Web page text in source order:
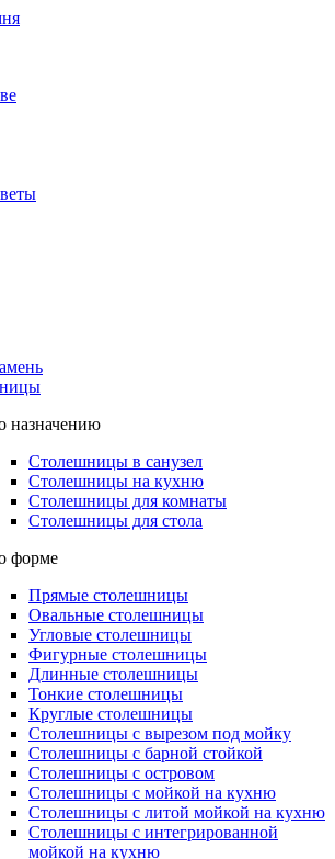
назначению
Столешницы в санузел
Столешницы на кухню
Столешницы для комнаты
Столешницы для стола
форме
Прямые столешницы
Овальные столешницы
Угловые столешницы
Фигурные столешницы
Длинные столешницы
Тонкие столешницы
Круглые столешницы
Столешницы с вырезом под мойку
Столешницы с барной стойкой
Столешницы с островом
Столешницы с мойкой на кухню
Столешницы с литой мойкой на кухню
Столешницы с интегрированной
мойкой на кухню